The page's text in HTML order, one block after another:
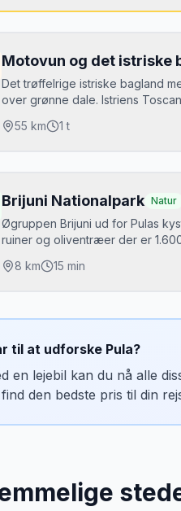
gamlebyen på halvøen
Eufemia-kirken med 60 m
fjorden: Istriens eneste
middelalderby med
betalt parkering i Valdibora.
Mikkels tip
Motovun og det istriske
Det trøffelrige istriske bagland
over grønne dale. Istriens
55 km 1 t
befæstet bakketopsby
kunstnerkoloni med 30
dalen: trøffelskove med
Istriens mindst besøgte
betalt parkering nedenfor
Brijuni Nationalpark Natur
Øgruppen Brijuni ud for Pulas
ruiner og oliventræer der er
8 km 15 min
residens og museum
villa-ruiner
år gamle oliventræer
til at udforske Pula?
en lejebil kan du nå alle
den bedste pris til din